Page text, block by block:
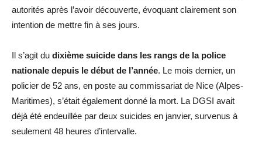
autorités après l’avoir découverte, évoquant clairement son
intention de mettre fin à ses jours.
Il s’agit du dixième suicide dans les rangs de la police
nationale depuis le début de l’année. Le mois dernier, un
policier de 52 ans, en poste au commissariat de Nice (Alpes-
Maritimes), s’était également donné la mort. La DGSI avait
déjà été endeuillée par deux suicides en janvier, survenus à
seulement 48 heures d’intervalle.